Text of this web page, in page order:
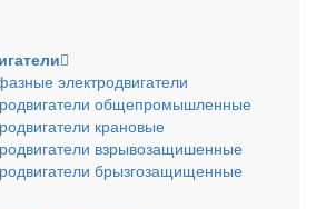
электродвигатели
общепромышленные
крановые
взрывозащишенные
брызгозащищенные